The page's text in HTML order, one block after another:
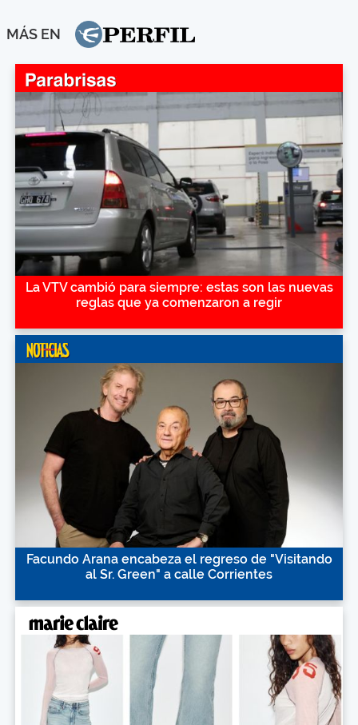
MÁS EN
La VTV cambió para siempre: estas son las nuevas
reglas que ya comenzaron a regir
Facundo Arana encabeza el regreso de "Visitando
al Sr. Green" a calle Corrientes